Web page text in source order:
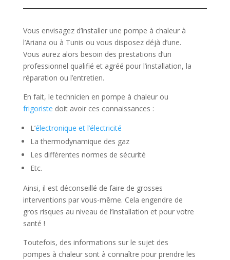
Vous envisagez d’installer une pompe à chaleur à
l’Ariana ou à Tunis ou vous disposez déjà d’une.
Vous aurez alors besoin des prestations d’un
professionnel qualifié et agréé pour l’installation, la
réparation ou l’entretien.
En fait, le technicien en pompe à chaleur ou
frigoriste doit avoir ces connaissances :
L’électronique et l’électricité
La thermodynamique des gaz
Les différentes normes de sécurité
Etc.
Ainsi, il est déconseillé de faire de grosses
interventions par vous-même. Cela engendre de
gros risques au niveau de l’installation et pour votre
santé !
Toutefois, des informations sur le sujet des
pompes à chaleur sont à connaître pour prendre les